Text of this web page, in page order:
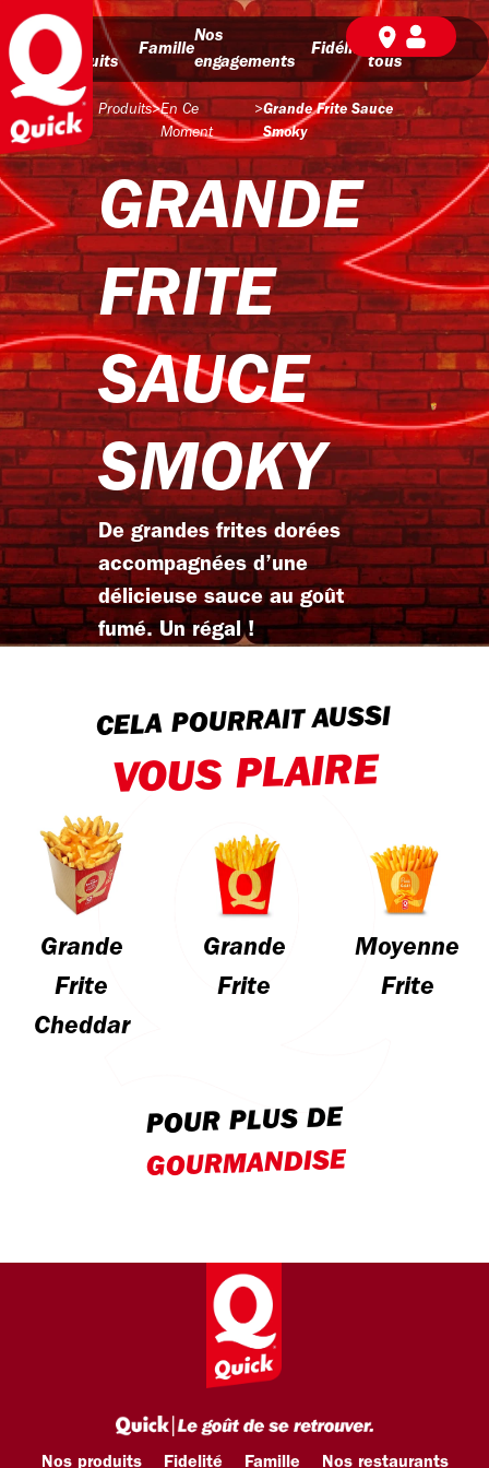
Nos
produits
Famille
Nos
engagements
Fidélité
BD pour
tous
Produits>En Ce
Moment
>Grande Frite Sauce
Smoky
GRANDE
FRITE
SAUCE
SMOKY
De grandes frites dorées
accompagnées d’une
délicieuse sauce au goût
fumé. Un régal !
CELA POURRAIT AUSSI
VOUS PLAIRE
Grande
Frite
Cheddar
Grande
Frite
Moyenne
Frite
POUR PLUS DE
GOURMANDISE
Nos produits Fidelité Famille Nos restaurants